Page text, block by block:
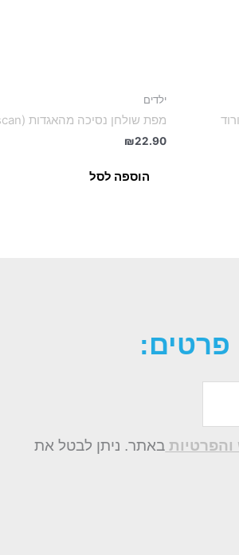
ורוד
ילדים
מפת שולחן נסיכה מהאגדות (Amscan)
₪22.90
הוספה לסל
פרטים:
באתר. ניתן לבטל את